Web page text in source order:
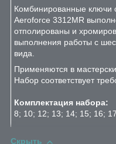
Комбинированные ключи
Aeroforce 3312MR
отполированы и
выполнения работы с
вида.
Применяются в
Набор соответствует
Комплектация набора:
8; 10; 12; 13; 14; 15; 16;
Скрыть